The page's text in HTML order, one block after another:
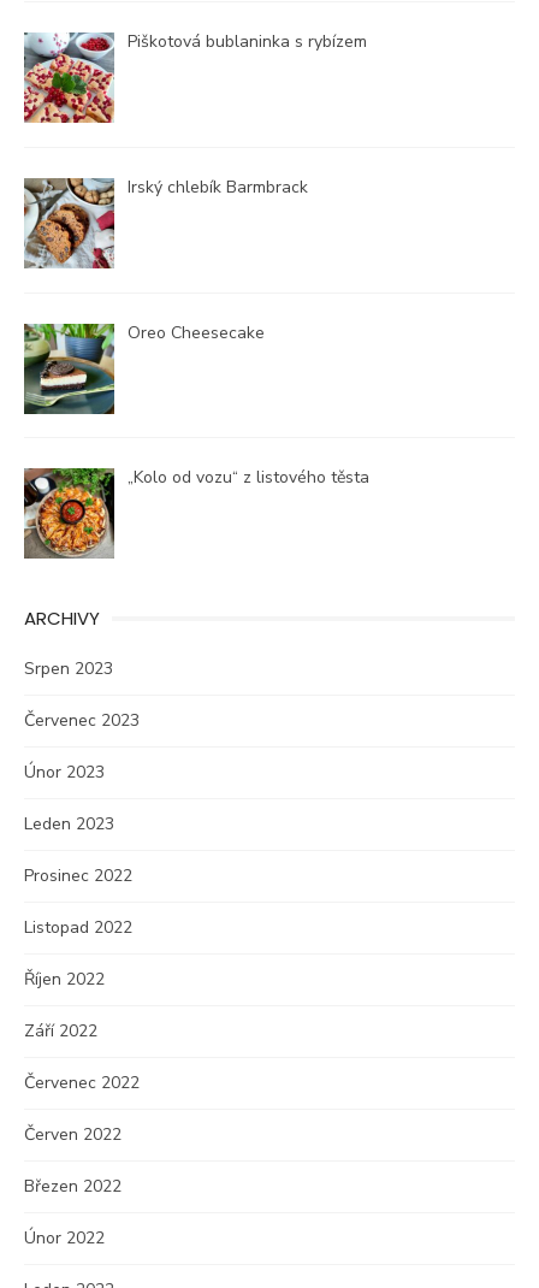
Piškotová bublaninka s rybízem
Irský chlebík Barmbrack
Oreo Cheesecake
„Kolo od vozu“ z listového těsta
ARCHIVY
Srpen 2023
Červenec 2023
Únor 2023
Leden 2023
Prosinec 2022
Listopad 2022
Říjen 2022
Září 2022
Červenec 2022
Červen 2022
Březen 2022
Únor 2022